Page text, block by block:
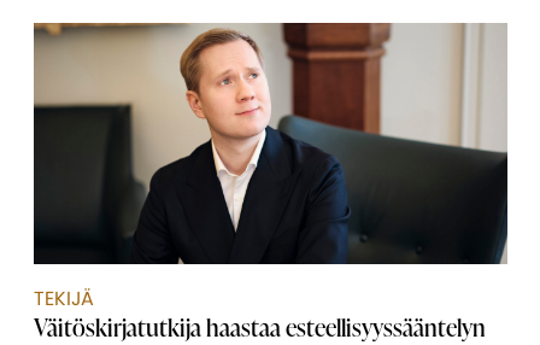
TEKIJÄ
Väitöskirjatutkija haastaa esteellisyyssääntelyn